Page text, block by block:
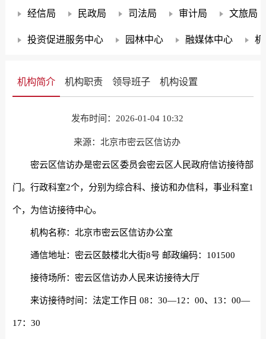
经信局 民政局 司法局 审计局 文旅局
投资促进服务中心 园林中心 融媒体中心 机
机构简介 机构职责 领导班子 机构设置
发布时间：2026-01-04 10:32
来源：北京市密云区信访办
密云区信访办是密云区委员会密云区人民政府信访接待部
门。行政科室2个，分别为综合科、接访和办信科，事业科室1
个，为信访接待中心。
机构名称：北京市密云区信访办公室
通信地址：密云区鼓楼北大街8号 邮政编码：101500
接待场所：密云区信访办人民来访接待大厅
来访接待时间：法定工作日 08：30—12：00、13：00—
17：30